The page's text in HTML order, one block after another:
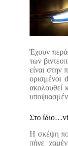
Έχουν
των
είναι στην
ορισμένοι
ακολουθεί
Στο
Η σκέψη
πήγε